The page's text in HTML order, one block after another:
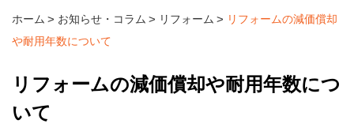
ホーム お知らせ・コラム リフォーム
リフォームの減価償却
や耐用年数について
リフォームの減価償却や耐用年数につ
いて